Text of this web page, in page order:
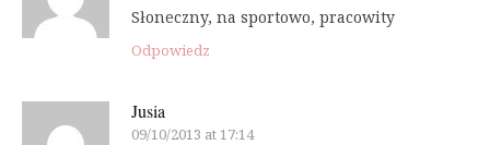
Słoneczny, na sportowo, pracowity
Odpowiedz
Jusia
09/10/2013 at 17:14